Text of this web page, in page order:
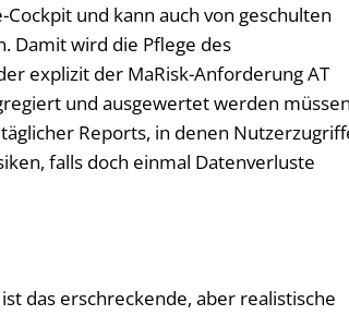
und kann auch von geschulten
Damit wird die Pflege des
explizit der MaRisk-Anforderung AT
und ausgewertet werden
Reports, in denen
falls doch einmal Datenverluste
das erschreckende, aber realistische